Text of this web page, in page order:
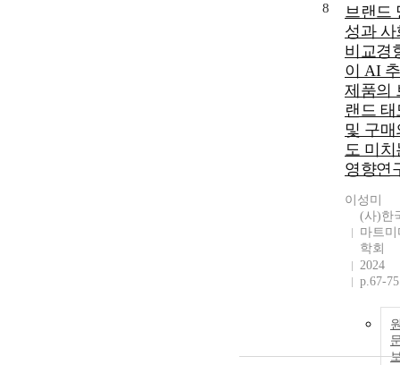
8
브랜드
성과 사
비교경
이 AI
제품의
랜드 태
및 구매
도 미치
영향연
이성미
(사)한
마트
학회
2024
p.67-75